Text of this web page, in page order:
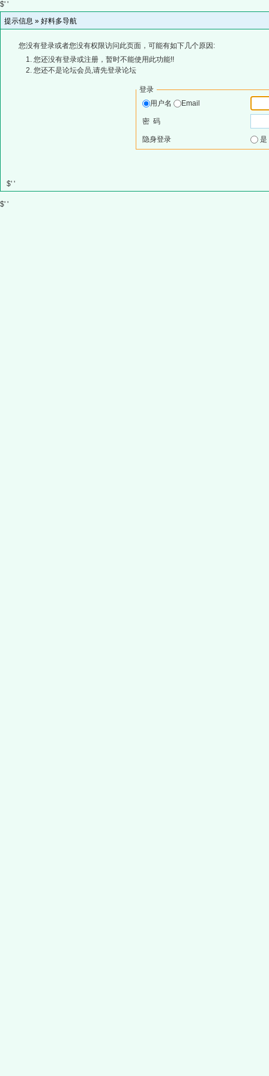
$' '
提示信息 » 好料多导航
您没有登录或者您没有权限访问此页面，可能有如下几个原因:
您还没有登录或注册，暂时不能使用此功能!!
您还不是论坛会员,请先登录论坛
登录
用户名
Email
密 码
隐身登录
$' '
$' '